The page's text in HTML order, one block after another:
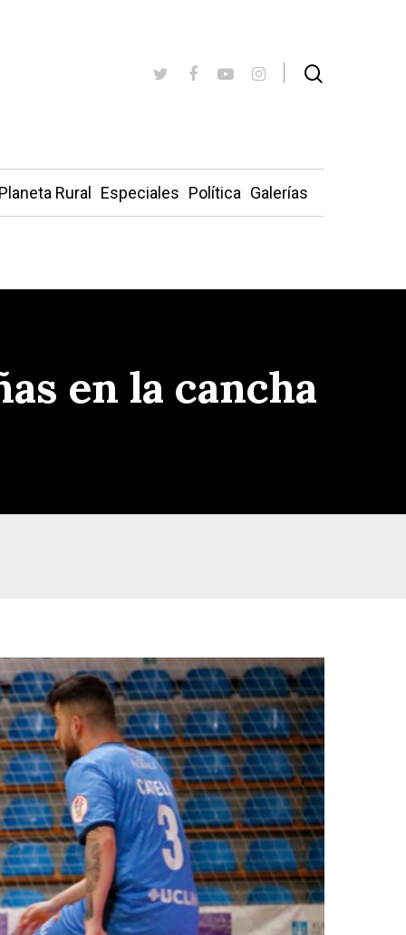
Rural Especiales Política Galerías
en la cancha